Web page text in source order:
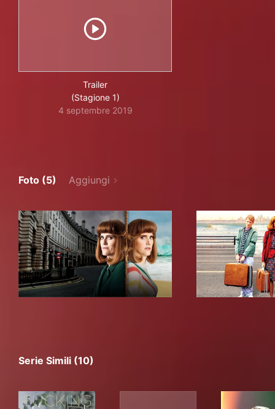
Trailer
(Stagione 1)
4 septembre 2019
Foto (5) Aggiungi
Serie Simili (10)